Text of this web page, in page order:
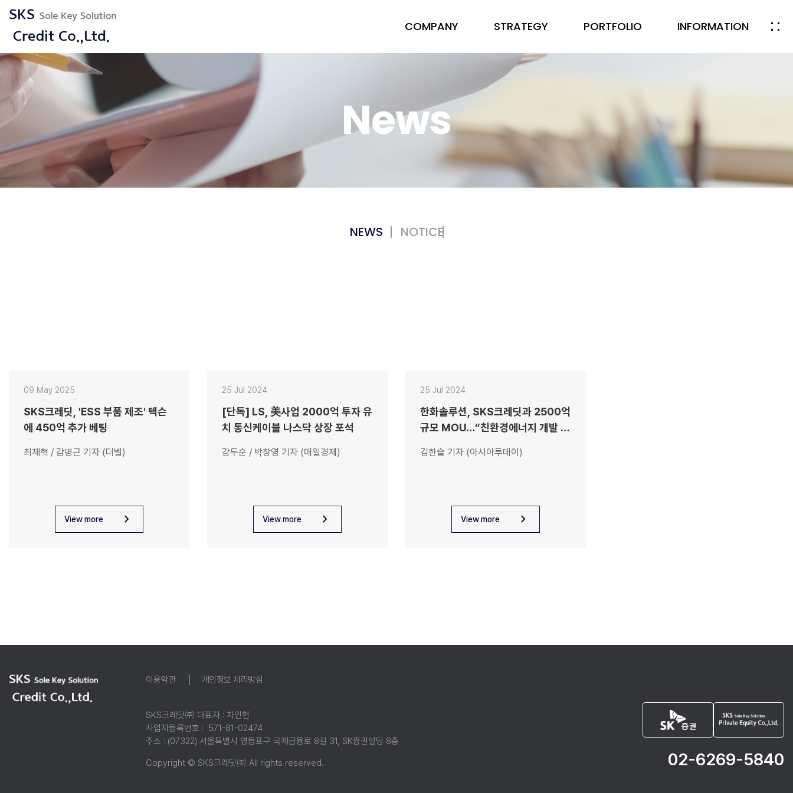
COMPANY STRATEGY PORTFOLIO INFORMATION
Sitemap
COMPANY STRATEGY PORTFOLIO INFORMATION
02-6269-5840
News
NEWS NOTICE
09 May 2025
SKS크레딧, 'ESS 부품 제조' 텍슨
에 450억 추가 베팅
최재혁 / 감병근 기자 (더벨)
View more chevron_right
25 Jul 2024
[단독] LS, 美사업 2000억 투자 유
치 통신케이블 나스닥 상장 포석
강두순 / 박창영 기자 (매일경제)
View more chevron_right
25 Jul 2024
한화솔루션, SKS크레딧과 2500억
규모 MOU…“친환경에너지 개발 사
김한슬 기자 (아시아투데이)
View more chevron_right
이용약관 개인정보 처리방침
SKS크레딧㈜ 대표자 : 차인현
사업자등록번호 : 571-81-02474
주소 : (07322) 서울특별시 영등포구 국제금융로 8길 31, SK증권빌딩 8층
Copyright © SKS크레딧㈜ All rights reserved. 02-6269-5840